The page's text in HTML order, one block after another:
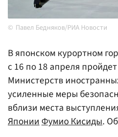
Павел Бедняков/РИА Новости
В японском курортном
с 16 по 18 апреля
Министерств
усиленные меры
вблизи места
ЯпонииФумио Кисиды.